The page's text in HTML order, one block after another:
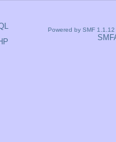
Powered by SMF 1.1.12